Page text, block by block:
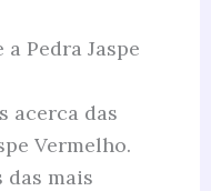
Pedra Jaspe
acerca das
Vermelho.
das mais